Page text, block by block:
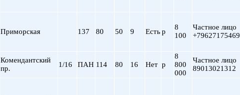
Приморская 137 80 50 9 Естьр
8
100
Частное лицо
+79627175469
Комендантский
пр.
1/16 ПАН 114 80 16 Нет р
8
800
000
Частное лицо
89013021312